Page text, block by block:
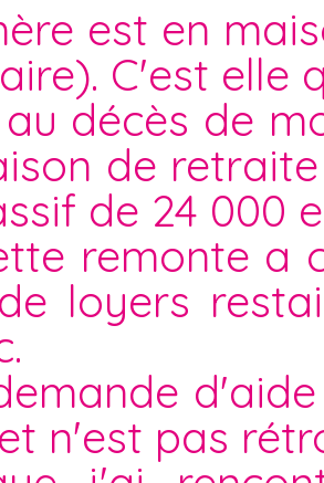
est en
C'est elle
décès de
de
de 24 000
remonte a
loyers
n'est pas